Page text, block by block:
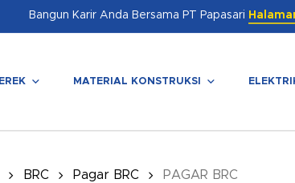
Bangun Karir Anda Bersama PT Papasari
MATERIAL KONSTRUKSI
BRC Pagar BRC PAGAR BRC